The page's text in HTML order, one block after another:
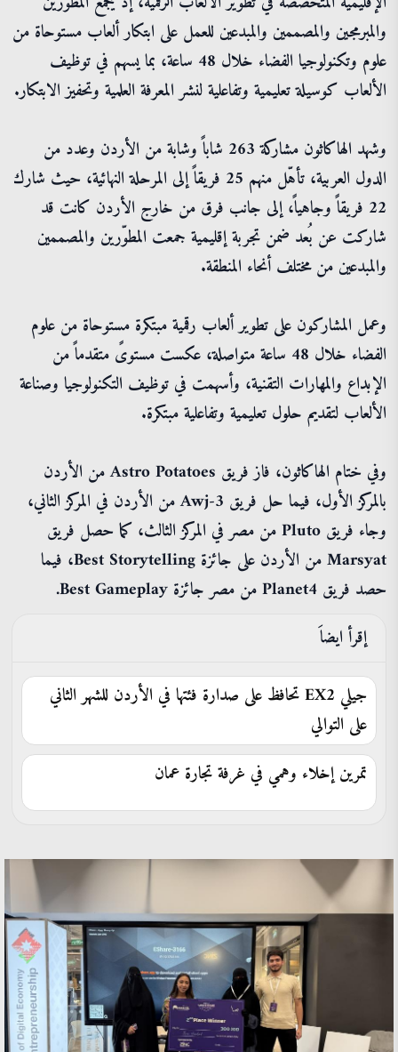
والمبرمجين والمصممين والمبدعين للعمل على ابتكار ألعاب مستوحاة من
علوم وتكنولوجيا الفضاء خلال 48 ساعة، بما يسهم في توظيف
الألعاب كوسيلة تعليمية وتفاعلية لنشر المعرفة العلمية وتحفيز الابتكار.
وشهد الهاكاثون مشاركة 263 شاباً وشابة من الأردن وعدد من
الدول العربية، تأهّل منهم 25 فريقاً إلى المرحلة النهائية، حيث شارك
22 فريقاً وجاهياً، إلى جانب فرق من خارج الأردن كانت قد
شاركت عن بُعد ضمن تجربة إقليمية جمعت المطوّرين والمصممين
والمبدعين من مختلف أنحاء المنطقة.
وعمل المشاركون على تطوير ألعاب رقمية مبتكرة مستوحاة من علوم
الفضاء خلال 48 ساعة متواصلة، عكست مستوىً متقدماً من
الإبداع والمهارات التقنية، وأسهمت في توظيف التكنولوجيا وصناعة
الألعاب لتقديم حلول تعليمية وتفاعلية مبتكرة.
وفي ختام الهاكاثون، فاز فريق Astro Potatoes من الأردن
بالمركز الأول، فيما حل فريق Awj-3 من الأردن في المركز الثاني،
وجاء فريق Pluto من مصر في المركز الثالث، كما حصل فريق
Marsyat من الأردن على جائزة Best Storytelling، فيما
حصد فريق Planet4 من مصر جائزة Best Gameplay.
إقرأ ايضاَ
جيلي EX2 تحافظ على صدارة فئتها في الأردن للشهر الثاني
على التوالي
تمرين إخلاء وهمي في غرفة تجارة عمان